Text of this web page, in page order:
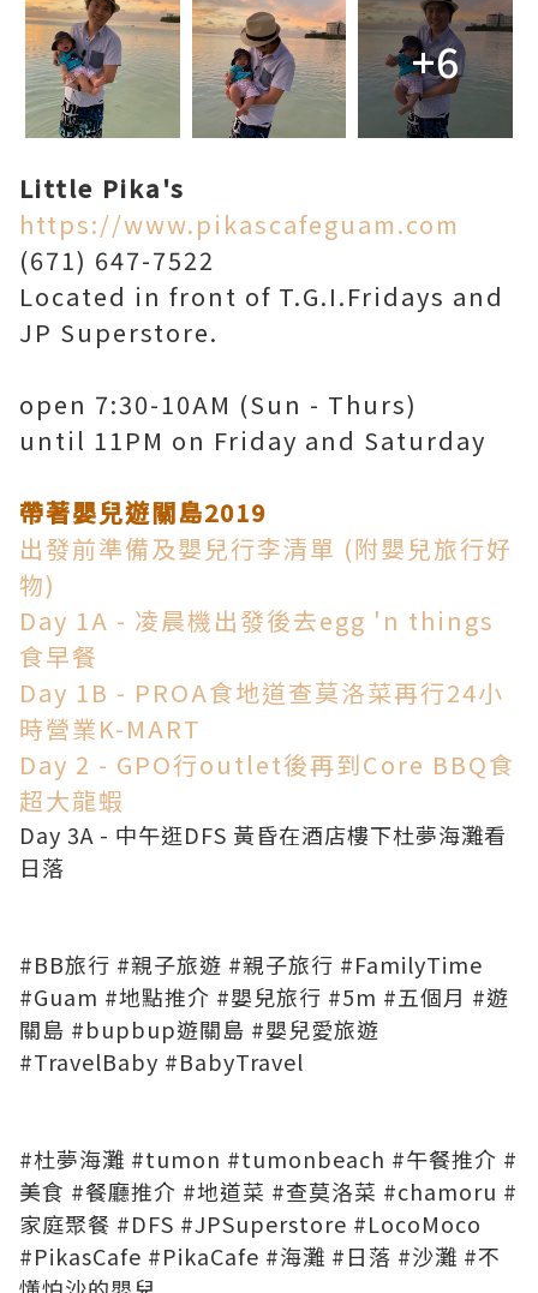
+6
Little Pika's
https://www.pikascafeguam.com
(671) 647-7522
Located in front of T.G.I.Fridays and
JP Superstore.
open 7:30-10AM (Sun - Thurs)
until 11PM on Friday and Saturday
帶著嬰兒遊關島2019
出發前準備及嬰兒行李清單 (附嬰兒旅行好
物)
Day 1A - 凌晨機出發後去egg 'n things
食早餐
Day 1B - PROA食地道查莫洛菜再行24小
時營業K-MART
Day 2 - GPO行outlet後再到Core BBQ食
超大龍蝦
Day 3A - 中午逛DFS 黃昏在酒店樓下杜夢海灘看
日落
#BB旅行 #親子旅遊 #親子旅行 #FamilyTime
#Guam #地點推介 #嬰兒旅行 #5m #五個月 #遊
關島 #bupbup遊關島 #嬰兒愛旅遊
#TravelBaby #BabyTravel
#杜夢海灘 #tumon #tumonbeach #午餐推介 #
美食 #餐廳推介 #地道菜 #查莫洛菜 #chamoru #
家庭聚餐 #DFS #JPSuperstore #LocoMoco
#PikasCafe #PikaCafe #海灘 #日落 #沙灘 #不